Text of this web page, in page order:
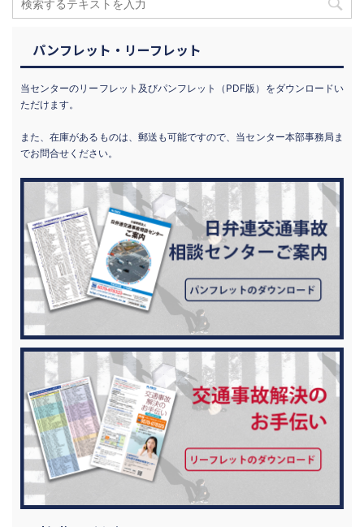
パンフレット・リーフレット
当センターのリーフレット及びパンフレット（PDF版）をダウンロードい
ただけます。
また、在庫があるものは、郵送も可能ですので、当センター本部事務局ま
でお問合せください。